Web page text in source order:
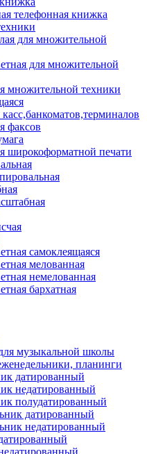
телефонная книжка
для множительной
для множительной
множительной техники
факсов
широкоформатной печати
самоклеящаяся
мелованная
немелованная
бархатная
музыкальной школы
планинги
датированный
недатированный
полудатированный
датированный
недатированный